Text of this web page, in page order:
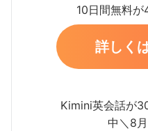
10日間無料
詳しく
Kimini英会話が
中＼8